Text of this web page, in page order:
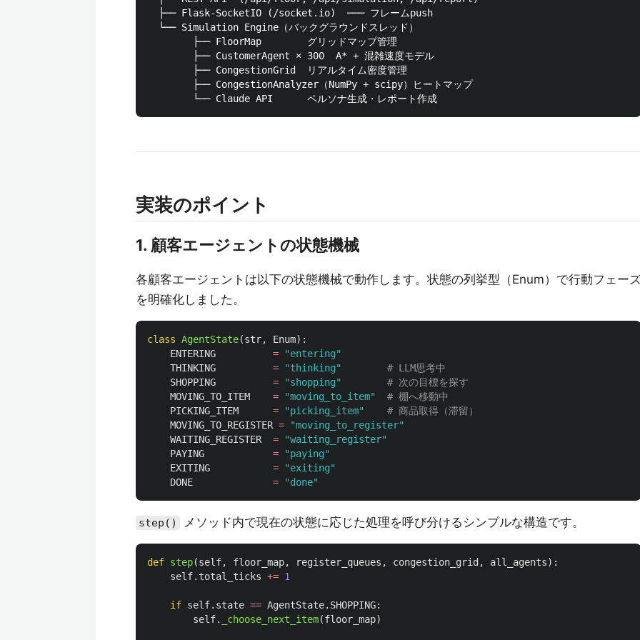
  ├── Flask-SocketIO (/socket.io)  ─── フレームpush
  └── Simulation Engine（バックグラウンドスレッド）
        ├── FloorMap        グリッドマップ管理
        ├── CustomerAgent × 300  A* + 混雑速度モデル
        ├── CongestionGrid  リアルタイム密度管理
        ├── CongestionAnalyzer（NumPy + scipy）ヒートマップ
実装のポイント
1. 顧客エージェントの状態機械
各顧客エージェントは以下の状態機械で動作します。状態の列挙型（Enum）で行動フェー
を明確化しました。
class AgentState(str, Enum):
ENTERING
= "entering"
THINKING
= "thinking"
SHOPPING
= "shopping"
MOVING_TO_ITEM
= "moving_to_item"
PICKING_ITEM
= "picking_item"
MOVING_TO_REGISTER = "moving_to_register"
WAITING_REGISTER
= "waiting_register"
PAYING
= "paying"
EXITING
= "exiting"
DONE
= "done"
step() メソッド内で現在の状態に応じた処理を呼び分けるシンプルな構造です。
def step(self, floor_map, register_queues , congestion_grid , all_agents):
self. total_ticks += 1
if self. state == AgentState. SHOPPING:
self. _choose_next_item(floor_map)